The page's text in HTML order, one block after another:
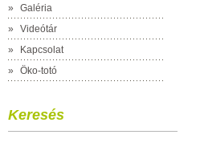
»
Galéria
»
Videótár
»
Kapcsolat
»
Öko-totó
Keresés